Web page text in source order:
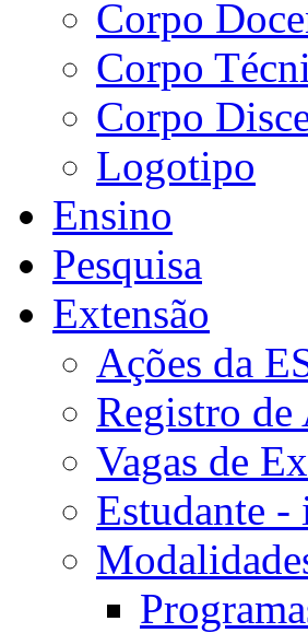
Corpo
Corpo
Corpo
Logotipo
Ensino
Pesquisa
Extensão
Ações da
Registro de
Vagas de
Estudante -